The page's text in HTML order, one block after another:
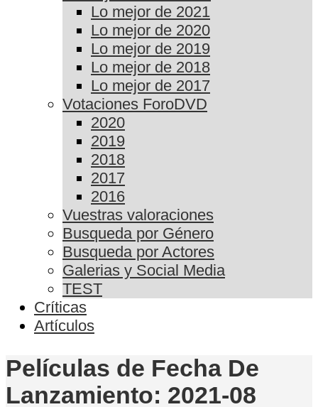
Lo mejor de 2021
Lo mejor de 2020
Lo mejor de 2019
Lo mejor de 2018
Lo mejor de 2017
Votaciones ForoDVD
2020
2019
2018
2017
2016
Vuestras valoraciones
Busqueda por Género
Busqueda por Actores
Galerias y Social Media
TEST
Críticas
Artículos
Películas de Fecha De
Lanzamiento: 2021-08